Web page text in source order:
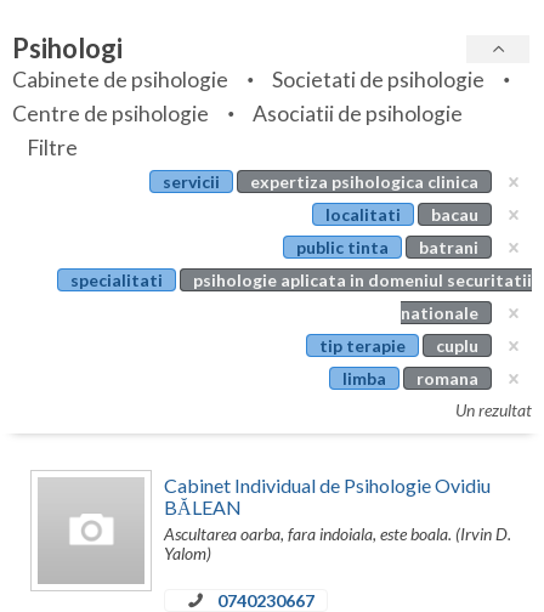
Bihor
Bistrita-Nasaud
Botosani
Constanta
Covasna
Specialitati
Servicii
Articole
Evenimente
Membri
Psihologi
Cabinete de psihologie
Societati de psihologie
Centre de psihologie
Asociatii de psihologie
Filtre
servicii
expertiza psihologica clinica
localitati
bacau
public tinta
batrani
specialitati
psihologie aplicata in domeniul securitatii
nationale
tip terapie
cuplu
limba
romana
Un rezultat
Cabinet Individual de Psihologie Ovidiu
BĂLEAN
Ascultarea oarba, fara indoiala, este boala. (Irvin D.
Yalom)
0740230667